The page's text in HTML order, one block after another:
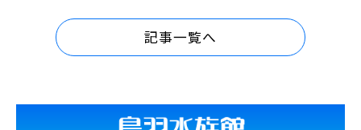
記事一覧へ